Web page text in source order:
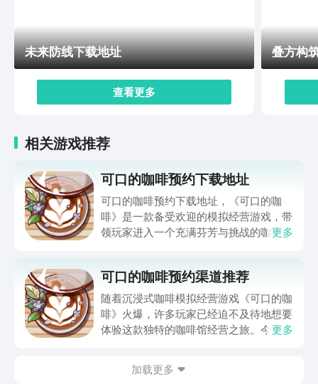
未来防线下载地址
查看更多
叠方构
相关游戏推荐
可口的咖啡预约下载地址
可口的咖啡预约下载地址，《可口的咖
啡》是一款备受欢迎的模拟经营游戏，带
领玩家进入一个充满芬芳与挑战的咖啡世
的重点在于体验咖啡制作的每一个细节以
及店铺管理的全面过程。下面给大家详细
介绍，一起来了解吧！
更多
可口的咖啡预约渠道推荐
随着沉浸式咖啡模拟经营游戏《可口的咖
啡》火爆，许多玩家已经迫不及待地想要
体验这款独特的咖啡馆经营之旅。今天小
成长过程，还让玩家能够亲自参与咖啡制
更多
加载更多